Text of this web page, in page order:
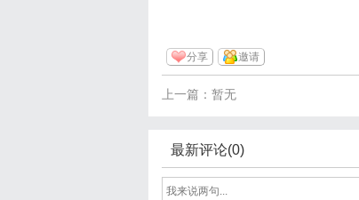
分享 邀请
上一篇：暂无
最新评论(0)